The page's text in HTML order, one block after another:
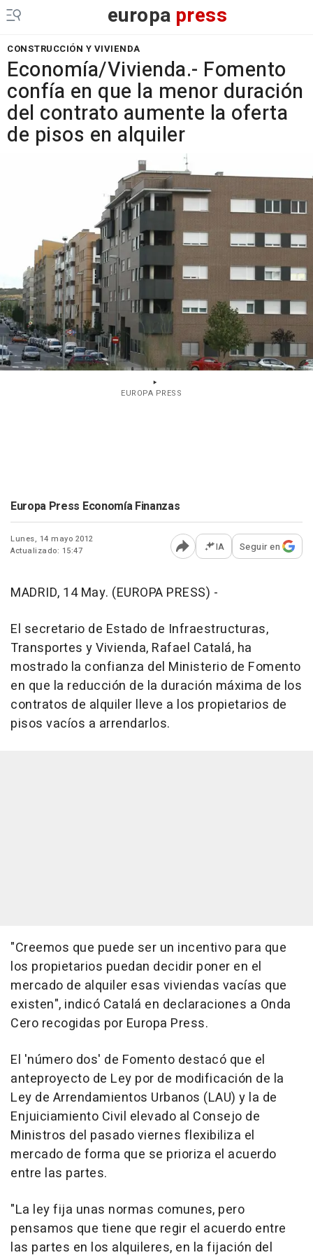
europa press
CONSTRUCCIÓN Y VIVIENDA
Economía/Vivienda.- Fomento
confía en que la menor duración
del contrato aumente la oferta
de pisos en alquiler
EUROPA PRESS
Europa Press Economía Finanzas
Lunes, 14 mayo 2012
Actualizado: 15:47
Abrir opciones para
IA Seguir en
MADRID, 14 May. (EUROPA PRESS) -
El secretario de Estado de Infraestructuras,
Transportes y Vivienda, Rafael Catalá, ha
mostrado la confianza del Ministerio de Fomento
en que la reducción de la duración máxima de los
contratos de alquiler lleve a los propietarios de
pisos vacíos a arrendarlos.
"Creemos que puede ser un incentivo para que
los propietarios puedan decidir poner en el
mercado de alquiler esas viviendas vacías que
existen", indicó Catalá en declaraciones a Onda
Cero recogidas por Europa Press.
El 'número dos' de Fomento destacó que el
anteproyecto de Ley por de modificación de la
Ley de Arrendamientos Urbanos (LAU) y la de
Enjuiciamiento Civil elevado al Consejo de
Ministros del pasado viernes flexibiliza el
mercado de forma que se prioriza el acuerdo
entre las partes.
"La ley fija unas normas comunes, pero
pensamos que tiene que regir el acuerdo entre
las partes en los alquileres, en la fijación del